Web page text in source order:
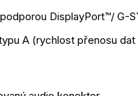
DisplayPort™/
A (rychlost přenosu dat